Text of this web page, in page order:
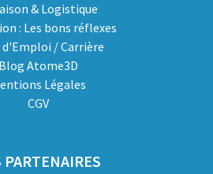
& Logistique
: Les bons réflexes
d'Emploi / Carrière
Blog Atome3D
Légales
CGV
PARTENAIRES